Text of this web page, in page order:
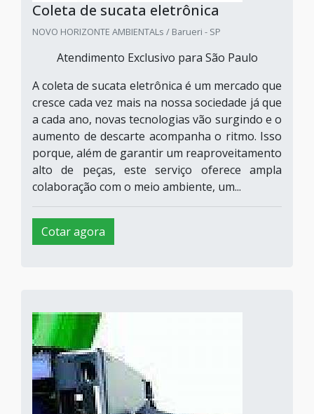
Coleta de sucata eletrônica
NOVO HORIZONTE AMBIENTALs / Barueri - SP
Atendimento Exclusivo para São Paulo
A coleta de sucata eletrônica é um mercado que
cresce cada vez mais na nossa sociedade já que
a cada ano, novas tecnologias vão surgindo e o
aumento de descarte acompanha o ritmo. Isso
porque, além de garantir um reaproveitamento
alto de peças, este serviço oferece ampla
colaboração com o meio ambiente, um...
Cotar agora